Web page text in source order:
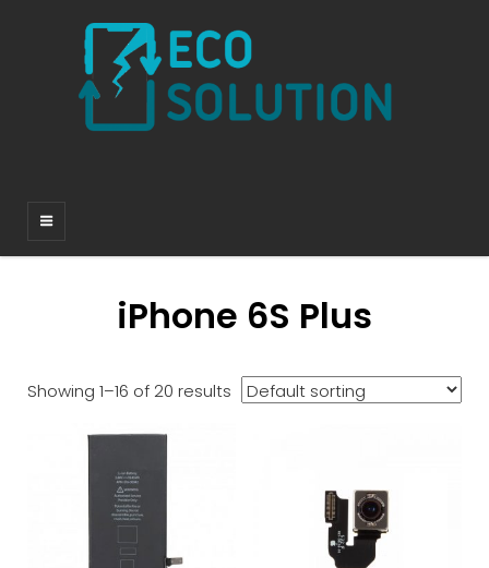
iPhone 6S Plus
Showing 1–16 of 20 results